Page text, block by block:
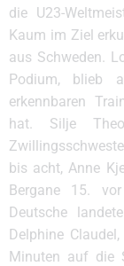
die U23-
Kaum im Ziel
aus Schweden.
Podium, blieb
erkennbaren
hat. Silje
bis acht, Anne
Bergane 15.
Deutsche
Delphine
Minuten auf die